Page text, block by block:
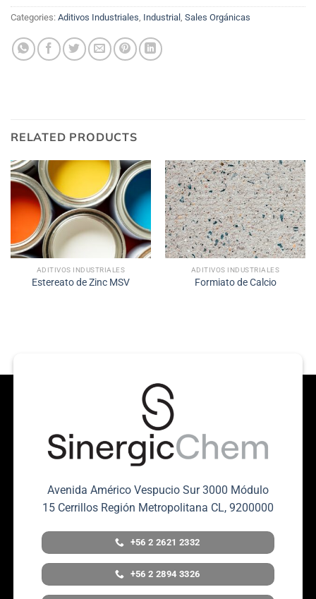
Categories: Aditivos Industriales Industrial Sales Orgánicas
RELATED PRODUCTS
ADITIVOS INDUSTRIALES
Estereato de Zinc MSV
ADITIVOS INDUSTRIALES
Formiato de Calcio
Avenida Américo Vespucio Sur 3000 Módulo
15 Cerrillos Región Metropolitana CL, 9200000
+56 2 2621 2332
+56 2 2894 3326